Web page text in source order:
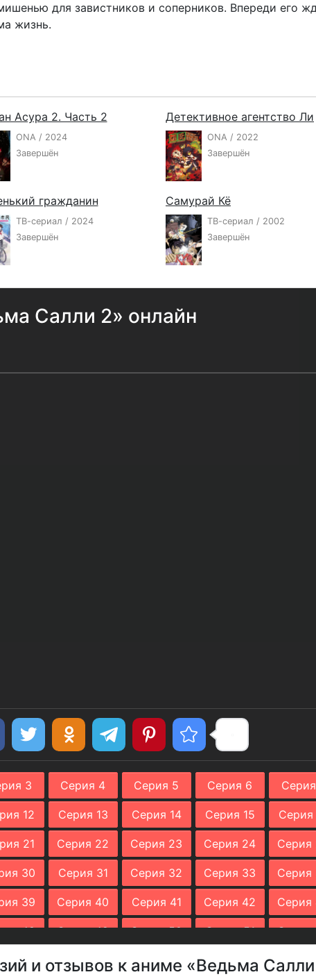
для завистников и соперников. Впереди его
жизнь.
Асура 2. Часть 2
ONA / 2024
Завершён
Детективное агентство Ли
ONA / 2022
Завершён
гражданин
ТВ-сериал / 2024
Завершён
Самурай Кё
ТВ-сериал / 2002
Завершён
Салли 2» онлайн
3 Серия 4 Серия 5 Серия 6
12 Серия 13 Серия 14 Серия 15 Серия
21 Серия 22 Серия 23 Серия 24 Серия
30 Серия 31 Серия 32 Серия 33 Серия
39 Серия 40 Серия 41 Серия 42 Серия
48 Серия 49 Серия 50 Серия 51 Серия
57 Серия 58 Серия 59 Серия 60 Серия
и отзывов к аниме «Ведьма Салли